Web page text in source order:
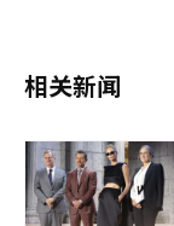
相关新闻